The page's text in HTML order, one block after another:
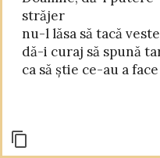
străjer
nu-l lăsa să tacă
dă-i curaj să spună